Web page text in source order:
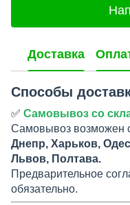
Доставка
Способы
✅ Самовывоз со
Самовывоз возможен
Днепр, Харьков,
Львов, Полтава.
Предварительное
обязательно.